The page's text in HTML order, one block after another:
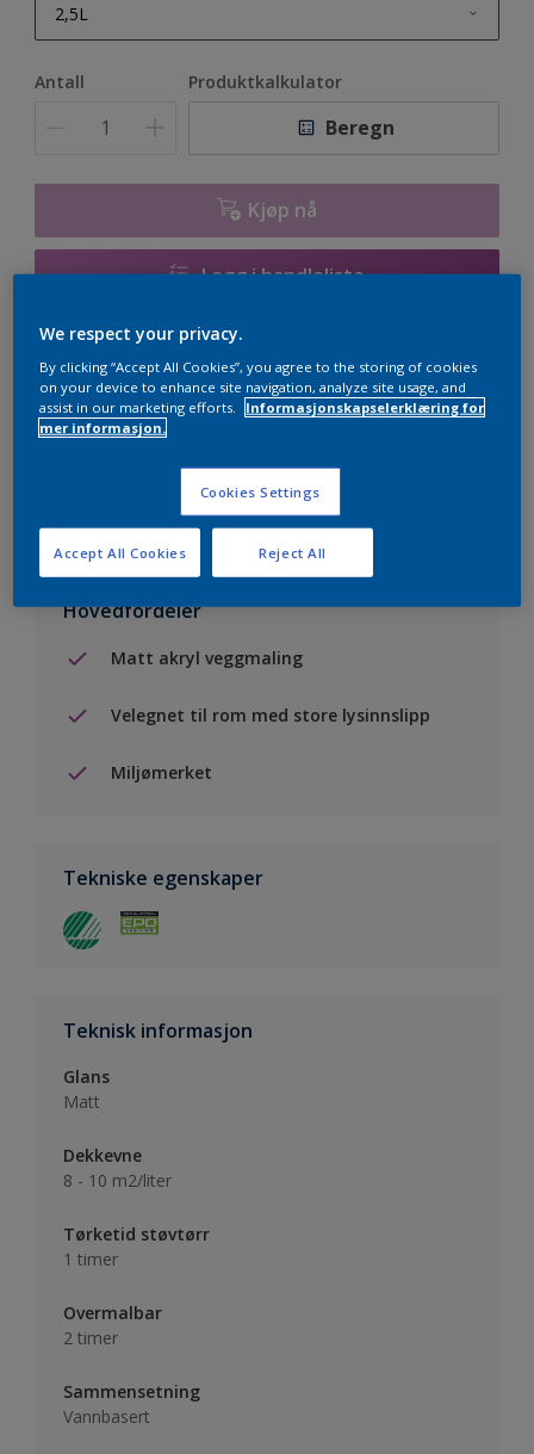
2,5L
1000L
1000L
Antall Produktkalkulator
Beregn
Kjøp nå
Legg i handleliste
Finn en forhandler
Lagre i dine prosjekter
Visualiser fargen på din vegg
Hovedfordeler
Matt akryl veggmaling
Velegnet til rom med store lysinnslipp
Miljømerket
Tekniske egenskaper
Teknisk informasjon
Glans
Matt
Dekkevne
8 - 10 m2/liter
Tørketid støvtørr
1 timer
Overmalbar
2 timer
Sammensetning
Vannbasert
We respect your privacy.
By clicking “Accept All Cookies”, you agree to the storing of cookies
on your device to enhance site navigation, analyze site usage, and
assist in our marketing efforts.
Informasjonskapselerklæring for
mer informasjon.
Cookies Settings
Reject All
Accept All Cookies